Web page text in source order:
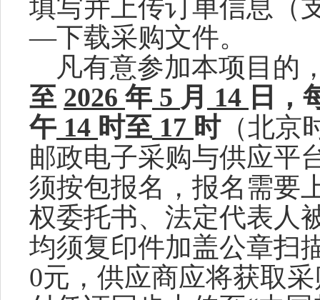
填写并上传订单信息（
—下载采购文件。
凡有意参加本项目的
至 2026年 5 月 14 日 ，
午 14 时至 17 时（北京
邮政电子采购与供应平
须按包报名，报名需要
权委托书、法定代表人
均须复印件加盖公章扫
0元， 供应商应将获取